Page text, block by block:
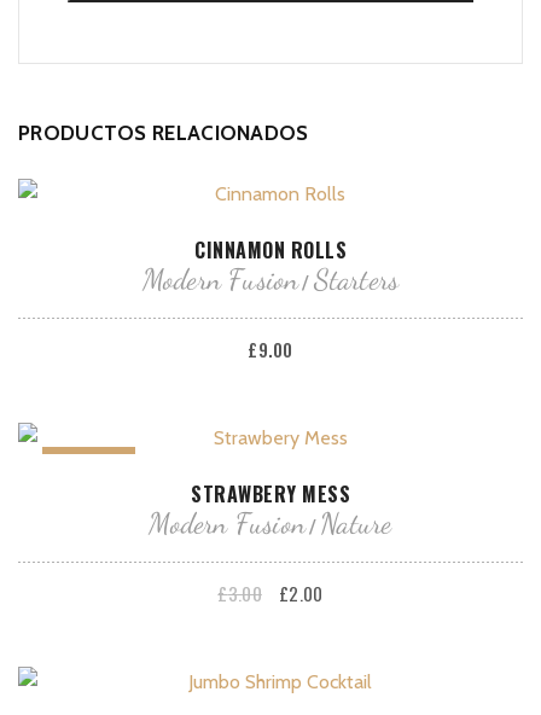
PRODUCTOS RELACIONADOS
AÑADIR AL CARRITO
CINNAMON ROLLS
Modern Fusion Starters
£9.00
AÑADIR AL CARRITO
STRAWBERY MESS
Modern Fusion Nature
£3.00
El
era:
£2.00
es: